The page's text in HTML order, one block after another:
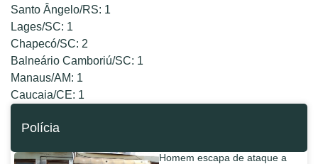
Santo Ângelo/RS: 1
Lages/SC: 1
Chapecó/SC: 2
Balneário Camboriú/SC: 1
Manaus/AM: 1
Caucaia/CE: 1
Polícia
Homem escapa de ataque a